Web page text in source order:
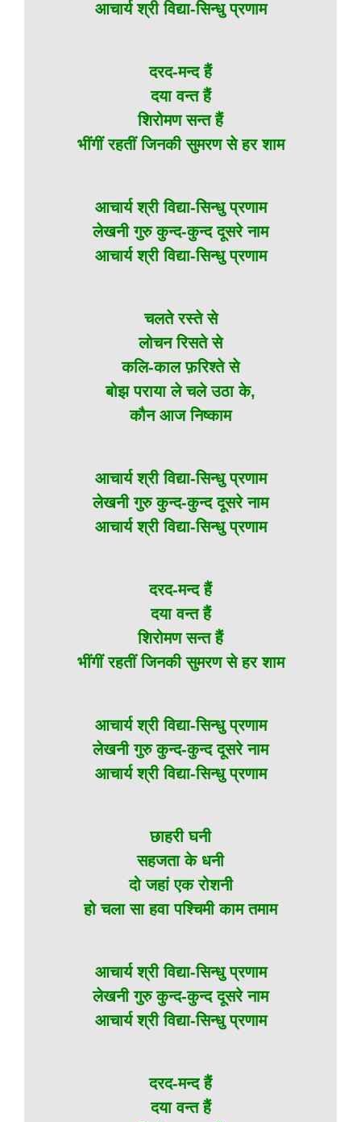
आचार्य श्री विद्या-सिन्धु प्रणाम
दरद-मन्द हैं
दया वन्त हैं
शिरोमण सन्त हैं
भींगीं रहतीं जिनकी सुमरण से हर शाम
आचार्य श्री विद्या-सिन्धु प्रणाम
लेखनी गुरु कुन्द-कुन्द दूसरे नाम
आचार्य श्री विद्या-सिन्धु प्रणाम
चलते रस्ते से
लोचन रिसते से
कलि-काल फ़रिश्ते से
बोझ पराया ले चले उठा के,
कौन आज निष्काम
आचार्य श्री विद्या-सिन्धु प्रणाम
लेखनी गुरु कुन्द-कुन्द दूसरे नाम
आचार्य श्री विद्या-सिन्धु प्रणाम
दरद-मन्द हैं
दया वन्त हैं
शिरोमण सन्त हैं
भींगीं रहतीं जिनकी सुमरण से हर शाम
आचार्य श्री विद्या-सिन्धु प्रणाम
लेखनी गुरु कुन्द-कुन्द दूसरे नाम
आचार्य श्री विद्या-सिन्धु प्रणाम
छाहरी घनी
सहजता के धनी
दो जहां एक रोशनी
हो चला सा हवा पश्चिमी काम तमाम
आचार्य श्री विद्या-सिन्धु प्रणाम
लेखनी गुरु कुन्द-कुन्द दूसरे नाम
आचार्य श्री विद्या-सिन्धु प्रणाम
दरद-मन्द हैं
दया वन्त हैं